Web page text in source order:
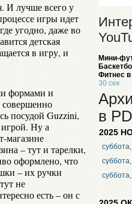
И лучше всего у
игры идет
угодно, даже во
детская
в игру, и
формами и
совершенно
посудой Guzzini,
Ну а
магазине
– тут и тарелки,
оформлено, что
– их ручки
не
есть – он с
Мини-
Фитнес в
30 сек
в
2025